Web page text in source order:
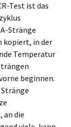
Test ist das
Stränge
kopiert, in der
Temperatur
beginnen.
an die